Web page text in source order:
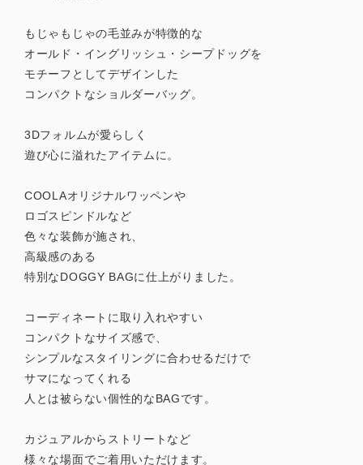
もじゃもじゃの毛並みが特徴的な
オールド・イングリッシュ・シープドッグを
モチーフとしてデザインした
コンパクトなショルダーバッグ。
3Dフォルムが愛らしく
遊び心に溢れたアイテムに。
COOLAオリジナルワッペンや
ロゴスピンドルなど
色々な装飾が施され、
高級感のある
特別なDOGGY BAGに仕上がりました。
コーディネートに取り入れやすい
コンパクトなサイズ感で、
シンプルなスタイリングに合わせるだけで
サマになってくれる
人とは被らない個性的なBAGです。
カジュアルからストリートなど
様々な場面でご着用いただけます。